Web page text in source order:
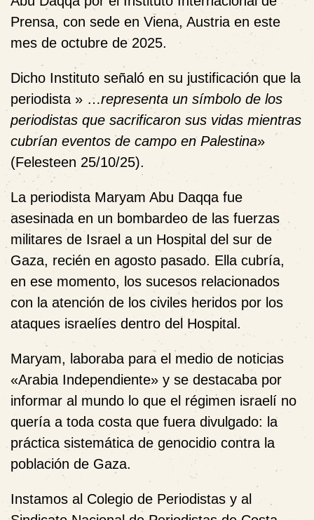
Prensa, con sede en Viena, Austria en este
mes de octubre de 2025.
Dicho Instituto señaló en su justificación que la
periodista » …representa un símbolo de los
periodistas que sacrificaron sus vidas mientras
cubrían eventos de campo en Palestina»
(Felesteen 25/10/25).
La periodista Maryam Abu Daqqa fue
asesinada en un bombardeo de las fuerzas
militares de Israel a un Hospital del sur de
Gaza, recién en agosto pasado. Ella cubría,
en ese momento, los sucesos relacionados
con la atención de los civiles heridos por los
ataques israelíes dentro del Hospital.
Maryam, laboraba para el medio de noticias
«Arabia Independiente» y se destacaba por
informar al mundo lo que el régimen israelí no
quería a toda costa que fuera divulgado: la
práctica sistemática de genocidio contra la
población de Gaza.
Instamos al Colegio de Periodistas y al